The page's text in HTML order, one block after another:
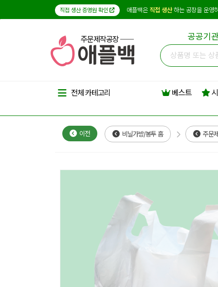
직접 생산 증명원 확인 애플백은 직접 생산하는 공장을 운영
주문제작공장 공공기
전체 카테고리 베스트
이전 비닐가방/봉투 홈 주문